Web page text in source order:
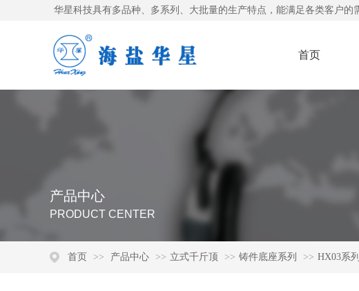
华星科技具有多品种、多系列、大批量的生产特点，能满足各类客户的
首页
PRODUCT CENTER
产品中心
首页 >> 产品中心 >> 立式千斤顶 >> 铸件底座系列 >> HX03系